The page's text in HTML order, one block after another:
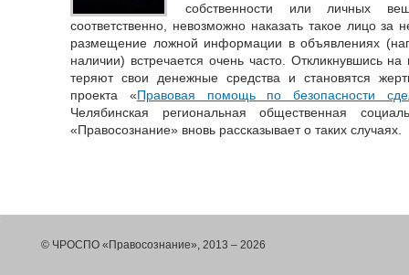
собственности или личных
соответственно, невозможно наказать такое лицо за
размещение ложной информации в объявлениях
наличии) встречается очень часто. Откликнувшись
теряют свои денежные средства и становятся
проекта «Правовая помощь по безопасности
Челябинская региональная общественная
«Правосознание» вновь рассказывает о таких случаях.
© ЧРОСПО «Правосознание», 2013 – 2026